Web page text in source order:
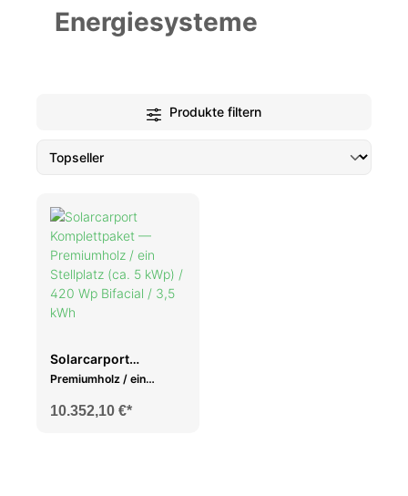
Energiesysteme
Produkte filtern
Solarcarport
Komplettpaket
Premiumholz / ein
420 Wp Bifacial / 3,5
10.352,10 €*